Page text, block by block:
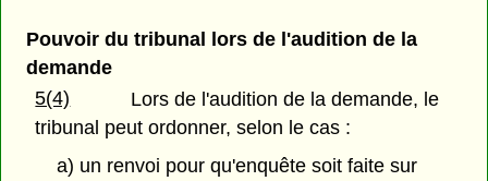
Pouvoir du tribunal lors de l'audition de la
demande
5(4)
Lors de l'audition de la demande, le
tribunal peut ordonner, selon le cas :
a) un renvoi pour qu'enquête soit faite sur